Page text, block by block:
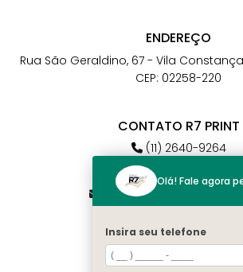
ENDEREÇO
Rua São Geraldino, 67 - Vila
CEP: 02258-220
CONTATO R7 PRINT
(11) 2640-9264
(11) 98784-6664
MENU
Home
Olá! Fale agora
Insira seu telefone